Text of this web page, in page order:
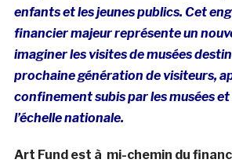
enfants et les jeunes publics. Cet
financier majeur représente un
imaginer les visites de musées
prochaine génération de visiteurs,
confinement subis par les musées et
l’échelle nationale.
Art Fund est à mi-chemin du